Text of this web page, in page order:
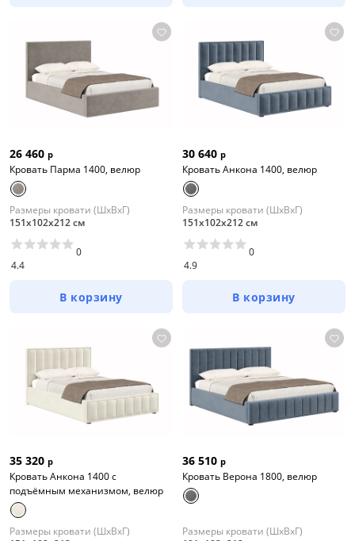
26 460 р
Кровать Парма 1400, велюр
Размеры кровати (ШхВхГ)
151х102х212 см
4.4
0
В корзину
30 640 р
Кровать Анкона 1400, велюр
Размеры кровати (ШхВхГ)
151х102х212 см
4.9
0
В корзину
35 320 р
Кровать Анкона 1400 с
подъёмным механизмом, велюр
Размеры кровати (ШхВхГ)
36 510 р
Кровать Верона 1800, велюр
Размеры кровати (ШхВхГ)